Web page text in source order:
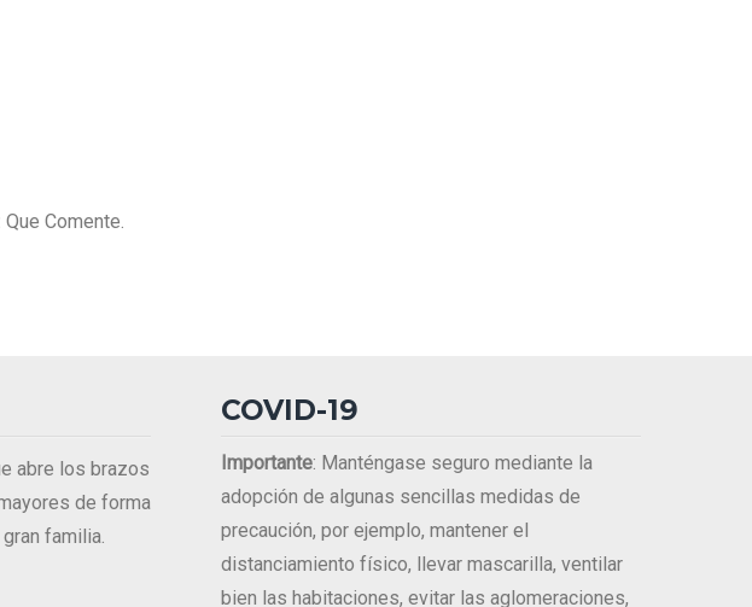
Comente.
abre los brazos
de forma
familia.
COVID-19
Importante: Manténgase seguro mediante la
adopción de algunas sencillas medidas de
precaución, por ejemplo, mantener el
distanciamiento físico, llevar mascarilla, ventilar
bien las habitaciones, evitar las aglomeraciones,